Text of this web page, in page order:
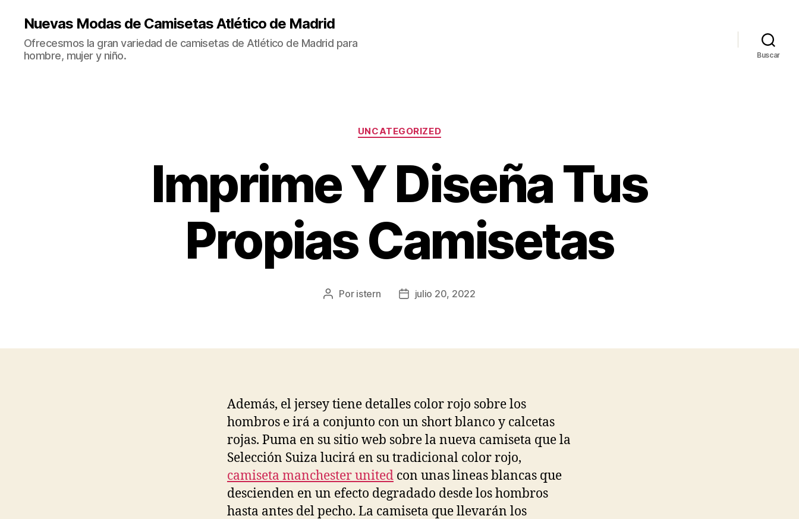
Nuevas Modas de Camisetas Atlético de Madrid
Ofrecesmos la gran variedad de camisetas de Atlético de Madrid para
hombre, mujer y niño.
Buscar
Categorías
UNCATEGORIZED
Imprime Y Diseña Tus
Propias Camisetas
Autor
Por istern
Fechajulio 20, 2022
Además, el jersey tiene detalles color rojo sobre los
hombros e irá a conjunto con un short blanco y calcetas
rojas. Puma en su sitio web sobre la nueva camiseta que la
Selección Suiza lucirá en su tradicional color rojo,
camiseta manchester united con unas lineas blancas que
descienden en un efecto degradado desde los hombros
hasta antes del pecho. La camiseta que llevarán los